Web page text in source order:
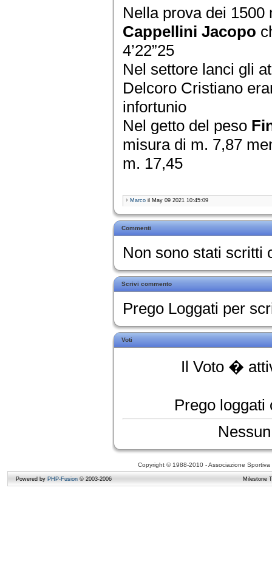
Nella prova dei
Cappellini Jacopo
4’22”25
Nel settore lanci gli
Delcoro Cristiano
infortunio
Nel getto del peso
misura di m. 7,87
m. 17,45
Marco il May 09 2021 10:45:09
Commenti
Non sono stati scritti
Scrivi commento
Prego Loggati per
Voti
Il Voto �
Prego loggati
Copyright © 1988-2010 - Associazione
Powered by PHP-Fusion © 2003-2006 Milestone